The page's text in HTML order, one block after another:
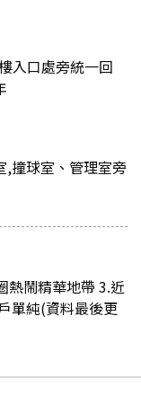
入口處旁統一回
,撞球室、管理室旁
熱鬧精華地帶 3.近
單純(資料最後更